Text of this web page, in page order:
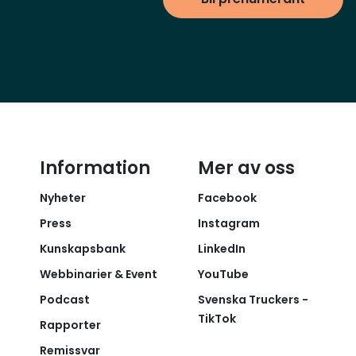
Information
Nyheter
Press
Kunskapsbank
Webbinarier & Event
Podcast
Rapporter
Remissvar
Mer av oss
Facebook
Instagram
LinkedIn
YouTube
Svenska Truckers -
TikTok